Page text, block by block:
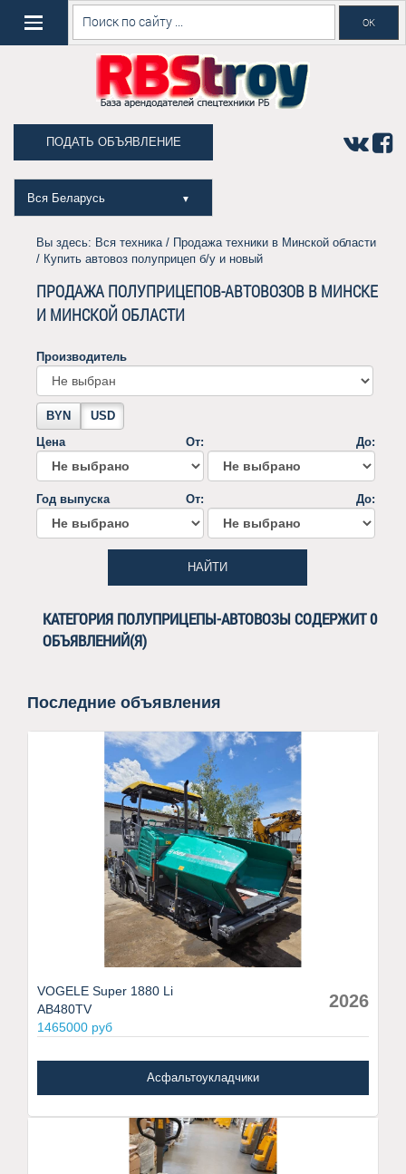
ПОДАТЬ ОБЪЯВЛЕНИЕ
Вся Беларусь ▼
Вы здесь: Вся техника/ Продажа техники в Минской области
/ Купить автовоз полуприцеп б/у и новый
ПРОДАЖА ПОЛУПРИЦЕПОВ-АВТОВОЗОВ В МИНСКЕ
И МИНСКОЙ ОБЛАСТИ
Производитель
BYN
USD
Цена
От: До:
Год выпуска От: До:
НАЙТИ
КАТЕГОРИЯ ПОЛУПРИЦЕПЫ-АВТОВОЗЫ СОДЕРЖИТ 0
ОБЪЯВЛЕНИЙ(Я)
Последние объявления
VOGELE Super 1880 Li
AB480TV
1465000 руб
2026
Асфальтоукладчики